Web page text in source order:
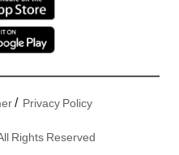
/ Privacy Policy
Rights Reserved